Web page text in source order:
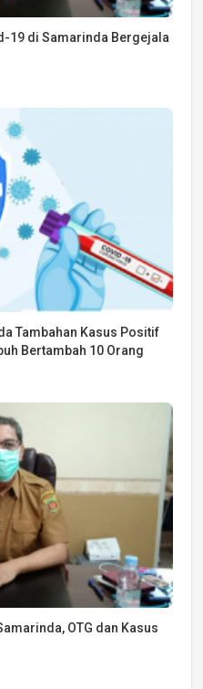
19 di Samarinda Bergejala
Tambahan Kasus Positif
Bertambah 10 Orang
OTG dan Kasus